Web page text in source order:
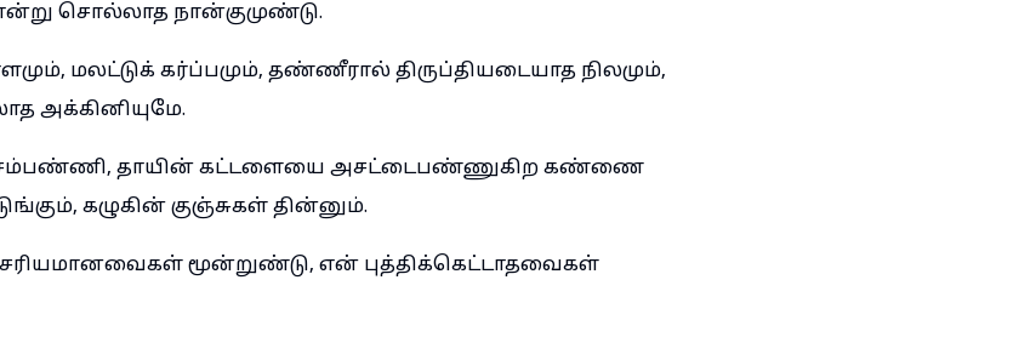
சொல்லாத நான்குமுண்டு.
மலட்டுக் கர்ப்பமும், தண்ணீரால் திருப்தியடையாத நிலமும்,
அக்கினியுமே.
தாயின் கட்டளையை அசட்டைபண்ணுகிற கண்ணை
கழுகின் குஞ்சுகள் தின்னும்.
மூன்றுண்டு, என் புத்திக்கெட்டாதவைகள்